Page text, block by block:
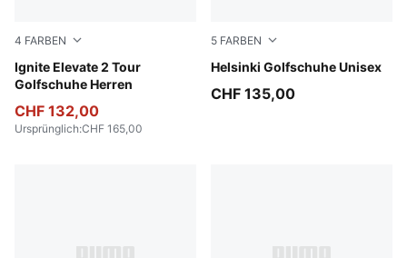
4 FARBEN
Ignite Elevate 2 Tour
Golfschuhe Herren
PUMA White-Deep Navy-PUMA Silver
CHF 132,00
Ursprünglich:CHF 165,00
5 FARBEN
Helsinki Golfschuhe Unisex
PUMA White-PUMA Black
CHF 135,00